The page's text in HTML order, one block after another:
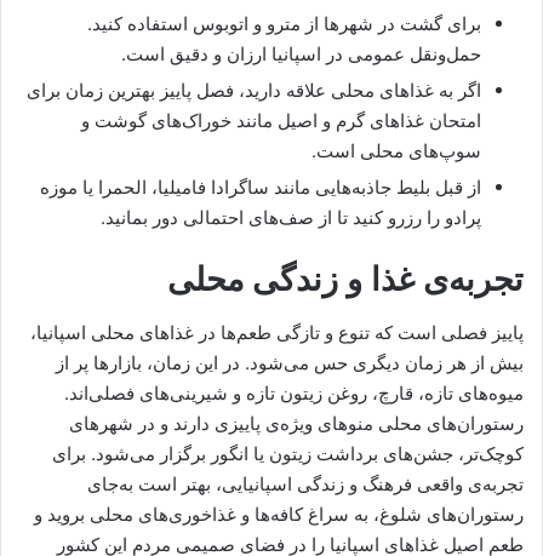
برای گشت در شهرها از مترو و اتوبوس استفاده کنید.
حمل‌ونقل عمومی در اسپانیا ارزان و دقیق است.
اگر به غذاهای محلی علاقه دارید، فصل پاییز بهترین زمان برای
امتحان غذاهای گرم و اصیل مانند خوراک‌های گوشت و
سوپ‌های محلی است.
از قبل بلیط جاذبه‌هایی مانند ساگرادا فامیلیا، الحمرا یا موزه
پرادو را رزرو کنید تا از صف‌های احتمالی دور بمانید.
تجربه‌ی غذا و زندگی محلی
پاییز فصلی است که تنوع و تازگی طعم‌ها در غذاهای محلی اسپانیا،
بیش از هر زمان دیگری حس می‌شود. در این زمان، بازارها پر از
میوه‌های تازه، قارچ، روغن زیتون تازه‌ و شیرینی‌های فصلی‌اند.
رستوران‌های محلی منوهای ویژه‌ی پاییزی دارند و در شهرهای
کوچک‌تر، جشن‌های برداشت زیتون یا انگور برگزار می‌شود. برای
تجربه‌ی واقعی فرهنگ و زندگی اسپانیایی، بهتر است به‌جای
رستوران‌های شلوغ، به سراغ کافه‌ها و غذاخوری‌های محلی بروید و
طعم اصیل غذاهای اسپانیا را در فضای صمیمی مردم این کشور